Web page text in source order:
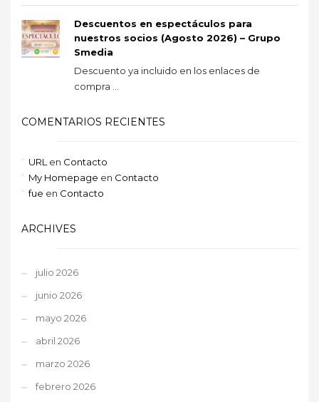
Descuentos en espectáculos para
nuestros socios (Agosto 2026) – Grupo
Smedia
Descuento ya incluido en los enlaces de
compra ...
COMENTARIOS RECIENTES
URL en Contacto
My Homepage en Contacto
fue en Contacto
ARCHIVES
julio 2026
junio 2026
mayo 2026
abril 2026
marzo 2026
febrero 2026